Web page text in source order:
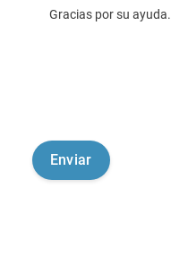
Gracias por su ayuda.